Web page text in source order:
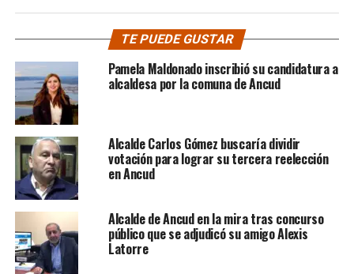
TE PUEDE GUSTAR
Pamela Maldonado inscribió su candidatura a
alcaldesa por la comuna de Ancud
Alcalde Carlos Gómez buscaría dividir
votación para lograr su tercera reelección
en Ancud
Alcalde de Ancud en la mira tras concurso
público que se adjudicó su amigo Alexis
Latorre